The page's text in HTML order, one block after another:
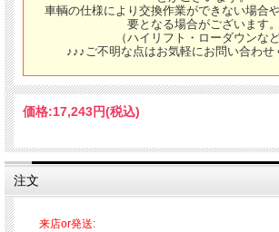
車輌の仕様により交換作業ができない場合
要となる場合がございます。
（ハイリフト・ローダウンなど
♪♪♪ご不明な点はお気軽にお問い合わせ
価格:17,243円(税込)
注文
来店or発送: